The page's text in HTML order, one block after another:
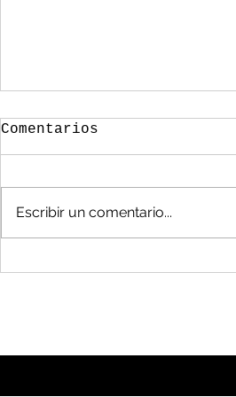
Comentarios
Escribir un comentario...